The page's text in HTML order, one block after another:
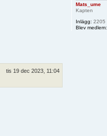
Mats_ume
Kapten
Inlägg: 2205
Blev medlem:
tis 19 dec 2023, 11:04